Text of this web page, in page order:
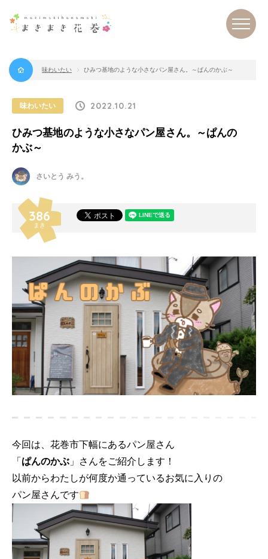
味わいたい ひみつ基地のような小さなパン屋さん。～ぱんのかぶ～
味わいたい 2022.10.21
ひみつ基地のような小さなパン屋さん。～ぱんの
かぶ～
さいとう みう。
386
まき
今回は、花巻市下幅にあるパン屋さん
「 ぱんのかぶ 」さんをご紹介します！
以前からわたしが何度か通っているお気に入りの
パン屋さんです